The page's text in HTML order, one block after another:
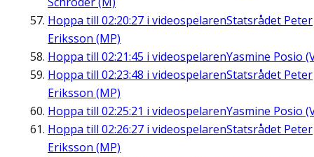
Hoppa till 02:20:27 i videospelarenStatsrådet Peter
Eriksson (MP)
Hoppa till 02:21:45 i videospelarenYasmine Posio
Hoppa till 02:23:48 i videospelarenStatsrådet Peter
Eriksson (MP)
Hoppa till 02:25:21 i videospelarenYasmine Posio
Hoppa till 02:26:27 i videospelarenStatsrådet Peter
Eriksson (MP)